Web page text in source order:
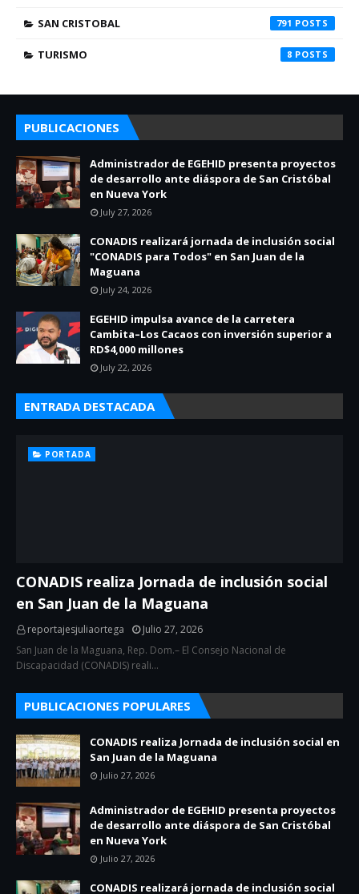
SAN CRISTOBAL 791
TURISMO 8
PUBLICACIONES
Administrador de EGEHID presenta proyectos
de desarrollo ante diáspora de San Cristóbal
en Nueva York
July 27, 2026
CONADIS realizará jornada de inclusión social
"CONADIS para Todos" en San Juan de la
Maguana
July 24, 2026
EGEHID impulsa avance de la carretera
Cambita–Los Cacaos con inversión superior a
RD$4,000 millones
July 22, 2026
ENTRADA DESTACADA
PORTADA
CONADIS realiza Jornada de inclusión social
en San Juan de la Maguana
reportajesjuliaortega
Julio 27, 2026
San Juan de la Maguana, Rep. Dom.– El Consejo Nacional de
Discapacidad (CONADIS) reali…
PUBLICACIONES POPULARES
CONADIS realiza Jornada de inclusión social en
San Juan de la Maguana
Julio 27, 2026
Administrador de EGEHID presenta proyectos
de desarrollo ante diáspora de San Cristóbal
en Nueva York
Julio 27, 2026
CONADIS realizará jornada de inclusión social